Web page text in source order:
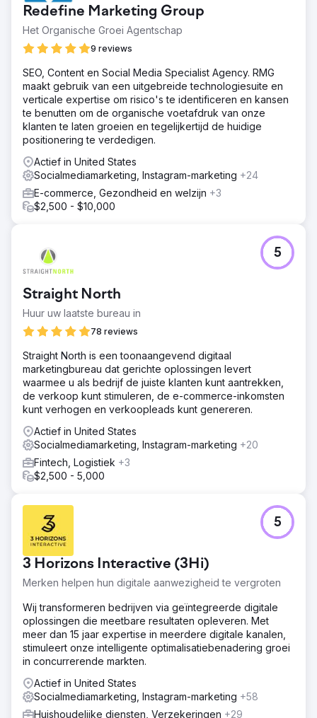
Redefine Marketing Group
Het Organische Groei Agentschap
9 reviews
SEO, Content en Social Media Specialist Agency. RMG
maakt gebruik van een uitgebreide technologiesuite en
verticale expertise om risico's te identificeren en kansen
te benutten om de organische voetafdruk van onze
klanten te laten groeien en tegelijkertijd de huidige
positionering te verdedigen.
Actief in United States
Socialmediamarketing, Instagram-marketing +24
E-commerce, Gezondheid en welzijn +3
$2,500 - $10,000
Straight North
Huur uw laatste bureau in
78 reviews
5
Straight North is een toonaangevend digitaal
marketingbureau dat gerichte oplossingen levert
waarmee u als bedrijf de juiste klanten kunt aantrekken,
de verkoop kunt stimuleren, de e-commerce-inkomsten
kunt verhogen en verkoopleads kunt genereren.
Actief in United States
Socialmediamarketing, Instagram-marketing +20
Fintech, Logistiek +3
$2,500 - 5,000
3 Horizons Interactive (3Hi)
Merken helpen hun digitale aanwezigheid te vergroten
5
Wij transformeren bedrijven via geïntegreerde digitale
oplossingen die meetbare resultaten opleveren. Met
meer dan 15 jaar expertise in meerdere digitale kanalen,
stimuleert onze intelligente optimalisatiebenadering groei
in concurrerende markten.
Actief in United States
Socialmediamarketing, Instagram-marketing +58
Huishoudelijke diensten, Verzekeringen +29